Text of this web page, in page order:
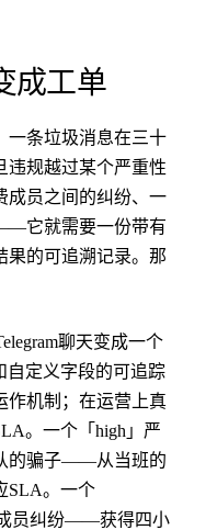
成工单
一条垃圾消息在三十
违规越过某个严重性
员之间的纠纷、一
它就需要一份带有
果的可追溯记录。那
聊天变成一个
自定义字段的可追踪
作机制；在运营上真
。一个「high」严
的骗子——从当班的
SLA。一个
员纠纷——获得四小